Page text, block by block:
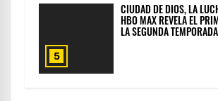
5
CIUDAD DE DIOS, LA
HBO MAX REVELA EL
LA SEGUNDA